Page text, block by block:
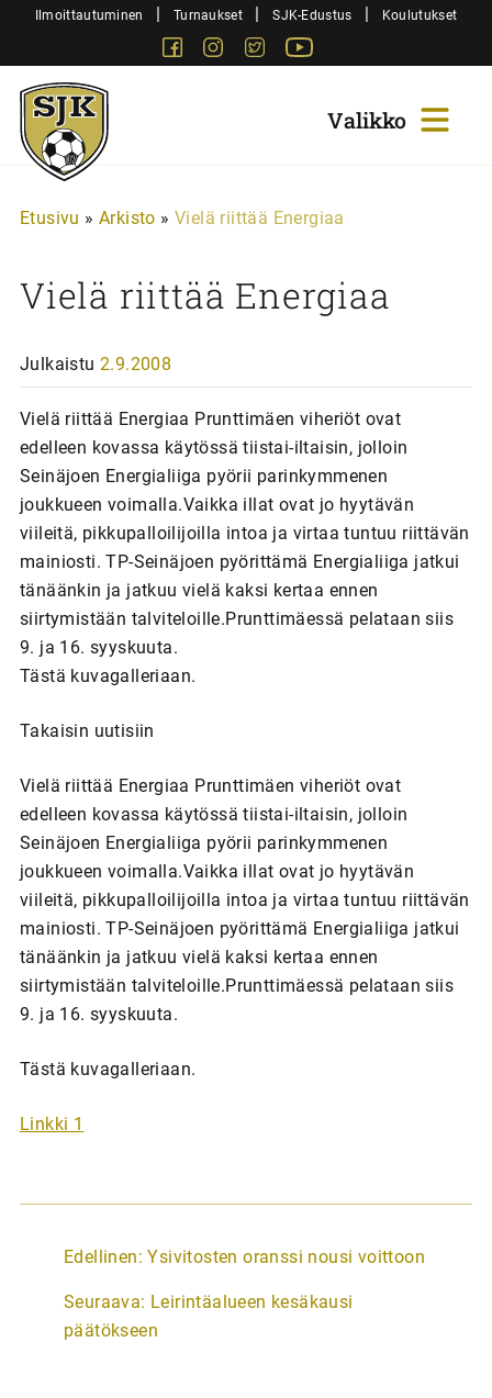
SiirryIlmoittautuminen | Turnaukset | SJK-Edustus | Koulutukset
FacebookInstagram
Twitter
Sjk-
Juniorit
Etusivu » Arkisto » Vielä riittää Energiaa
Vielä riittää Energiaa
Julkaistu 2.9.2008
Vielä riittää Energiaa Prunttimäen viheriöt ovat
edelleen kovassa käytössä tiistai-iltaisin, jolloin
Seinäjoen Energialiiga pyörii parinkymmenen
joukkueen voimalla.Vaikka illat ovat jo hyytävän
viileitä, pikkupalloilijoilla intoa ja virtaa tuntuu riittävän
mainiosti. TP-Seinäjoen pyörittämä Energialiiga jatkui
tänäänkin ja jatkuu vielä kaksi kertaa ennen
siirtymistään talviteloille.Prunttimäessä pelataan siis
9. ja 16. syyskuuta.
Tästä kuvagalleriaan.
Takaisin uutisiin
Vielä riittää Energiaa Prunttimäen viheriöt ovat
edelleen kovassa käytössä tiistai-iltaisin, jolloin
Seinäjoen Energialiiga pyörii parinkymmenen
joukkueen voimalla.Vaikka illat ovat jo hyytävän
viileitä, pikkupalloilijoilla intoa ja virtaa tuntuu riittävän
mainiosti. TP-Seinäjoen pyörittämä Energialiiga jatkui
tänäänkin ja jatkuu vielä kaksi kertaa ennen
siirtymistään talviteloille.Prunttimäessä pelataan siis
9. ja 16. syyskuuta.
Tästä kuvagalleriaan.
Linkki 1
A
t
i
Edellinen: Ysivitosten oranssi nousi voittoon
Seuraava: Leirintäalueen kesäkausi
päätökseen